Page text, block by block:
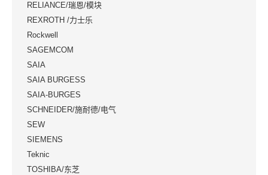
RELIANCE/瑞恩/模块
REXROTH /力士乐
Rockwell
SAGEMCOM
SAIA
SAIA BURGESS
SAIA-BURGES
SCHNEIDER/施耐德/电气
SEW
SIEMENS
Teknic
TOSHIBA/东芝